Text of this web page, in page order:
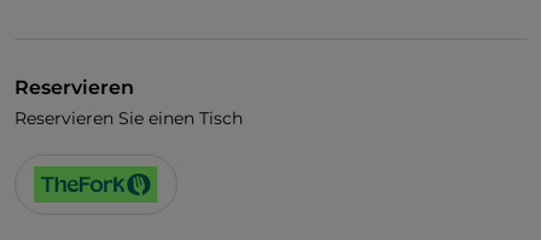
Haustiere erlaubt
Reservieren
Reservieren Sie einen Tisch